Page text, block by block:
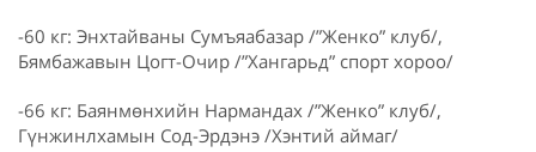
-60 кг: Энхтайваны Сумъяабазар /”Женко” клуб/,
Бямбажавын Цогт-Очир /”Хангарьд” спорт хороо/
-66 кг: Баянмөнхийн Нармандах /”Женко” клуб/,
Гүнжинлхамын Сод-Эрдэнэ /Хэнтий аймаг/